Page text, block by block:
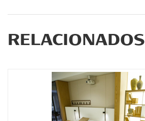
RELACIONADOS